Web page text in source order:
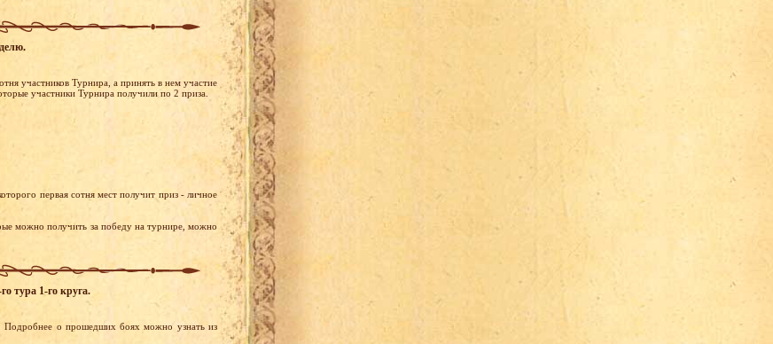
участников Турнира, а принять в нем участие
участники Турнира получили по 2 приза.
первая сотня мест получит приз - личное
можно получить за победу на турнире, можно
тура 1-го круга.
Подробнее о прошедших боях можно узнать из